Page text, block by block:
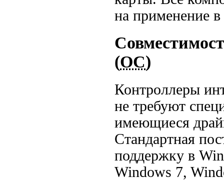
на применение
(ОС)
Контроллеры
не требуют
имеющиеся
Стандартная
поддержку в
Windows 7,